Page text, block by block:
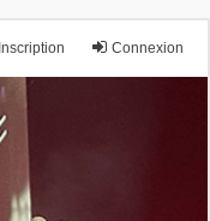
Connexion
Inscription